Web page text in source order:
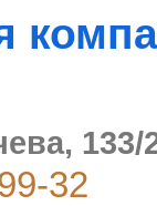
133/
32